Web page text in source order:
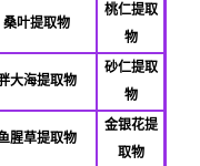
桑叶提取物
桃仁提取
物
大海提取物
砂仁提取
物
腥草提取物
金银花提
取物